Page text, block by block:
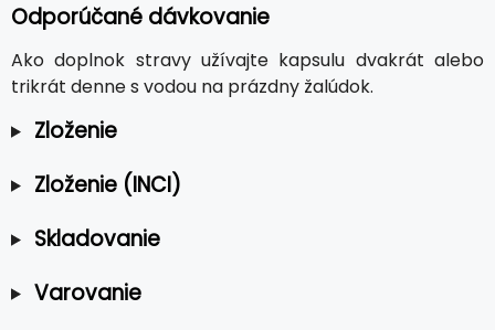
Odporúčané dávkovanie
Ako doplnok stravy užívajte kapsulu dvakrát alebo
trikrát denne s vodou na prázdny žalúdok.
Zloženie
Zloženie (INCI)
Skladovanie
Varovanie